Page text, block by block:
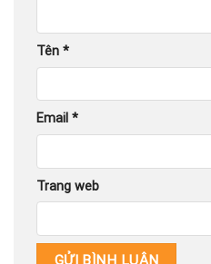
Tên *
Email *
Trang web